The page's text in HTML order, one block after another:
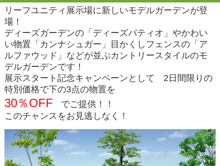
リーフユニティ展示場に新しいモデルガーデンが登
場！
ディーズガーデンの「ディーズパティオ」やかわい
い物置「カンナシュガー」目かくしフェンスの「ア
ルファウッド」などが並ぶカントリースタイルのモ
デルガーデンです！
展示スタート記念キャンペーンとして 2日間限りの
特別価格で下の3点の物置を
30％OFF
でご提供！！
このチャンスをお見逃しなく！